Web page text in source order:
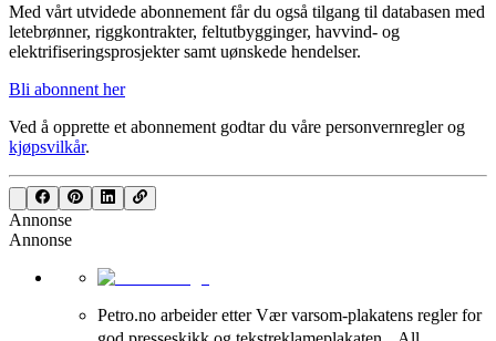
Med vårt utvidede abonnement får du også tilgang til databasen med
letebrønner, riggkontrakter, feltutbygginger, havvind- og
elektrifiseringsprosjekter samt uønskede hendelser.
Bli abonnent her
Ved å opprette et abonnement godtar du våre personvernreglerog
kjøpsvilkår.
Annonse
Annonse
Petro.no arbeider etter Vær varsom-plakatens regler for